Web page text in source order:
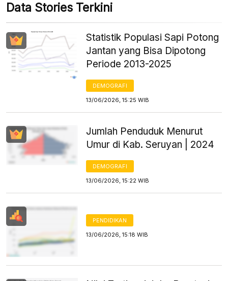
Data Stories Terkini
Statistik Populasi Sapi Potong
Jantan yang Bisa Dipotong
Periode 2013-2025
DEMOGRAFI
13/06/2026, 15:25 WIB
Jumlah Penduduk Menurut
Umur di Kab. Seruyan | 2024
DEMOGRAFI
13/06/2026, 15:22 WIB
PENDIDIKAN
13/06/2026, 15:18 WIB